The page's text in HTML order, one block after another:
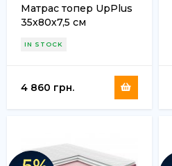
Матрас топер UpPlus
35х80х7,5 см
IN STOCK
4 860 грн.